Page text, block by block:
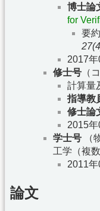
博士論
for
要
2017年
修士号 （
計算量
指導教
修士論
2015年
学士号 （
工学（複
2011年
論文